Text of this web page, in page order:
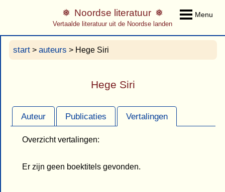
Menu
Noordse literatuur
Vertaalde literatuur uit de Noordse landen
start > auteurs > Hege Siri
Hege Siri
Auteur Publicaties Vertalingen
Overzicht vertalingen:
Er zijn geen boektitels gevonden.